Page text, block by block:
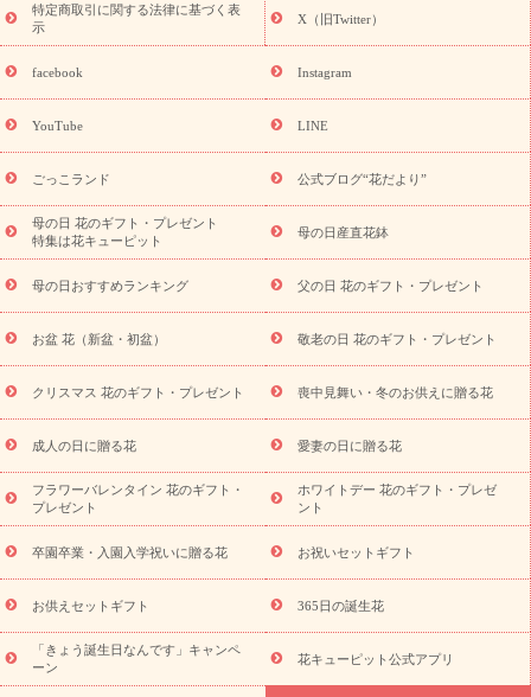
ペーン
「きょう誕生日なんです」キャンペーン
探す
誕生日フラワーギフト 誕生日フラワーギフト特集
誕生
日フラワーギフト商品一覧
ユリ トルコキキョウ
誕生花(トルコキキョウ)
9月の誕生花(リンドウ)
誕生日セット
ギフト
「きょう誕生日なんです」キャンペーン
用途から探す お祝いの花特集 当日配達特急便
お祝い商品
一覧
お祝い 新築・引っ越し祝い
結婚記念日
結婚祝い 出産祝い 退院祝い・快気祝い
還暦
祝い・長寿祝い
プチギフト ペットのお祝いフラワー
元・暑中見舞い
敬老の日
お供え
お供え・お悔やみ商品一覧 お供え・お悔やみの花
十九日法要以降に贈る花
通夜・葬儀に贈る花
お供え お花とセッ
お盆（新盆・初盆）
お祝い返し お見舞い
お取り
寄せギフト
ビジネス用 ご自宅用 観葉植物
ミディ胡蝶蘭
プリザーブドフラワー
スタイルから探す
アレンジメント
花束
スタンド花 お祝い お供え・お悔やみ 胡蝶蘭
胡蝶
蘭・花鉢
ミディ胡蝶蘭・お祝い ミディ胡蝶蘭・お供え
の青色胡蝶蘭
観葉植物 観葉植物 産直多肉植物
プリザーブ
ドフラワー
お祝い お供え・お悔やみ 花とセットギフト
ミオーダー
プチギフト（hanamore -ハナモア-）
花とみどりの
eギフト
花キューピットのeGfit カラー ピンク
レンジ
レッド お花の種類 バラ ユリ トルコキキョウ
予
算から探す
お祝い お祝い・3000円～ お祝い・
お祝い・5000円～ お祝い・7000円～ お祝い・10000円～
お供え・お悔やみ
お供え・お悔やみ・3000円～
お供え・お
悔やみ・5000円～ お供え・お悔やみ・7000円～
お供え・お悔
特定商取引に関する法律に基づく表
示
X（旧Twitter）
facebook Instagram
YouTube LINE
ごっこランド 公式ブログ“花だより”
母の日 花のギフト・プレゼント
特集は花キューピット
母の日産直花鉢
母の日おすすめランキング 父の日 花のギフト・プレゼント
お盆 花（新盆・初盆） 敬老の日 花のギフト・プレゼント
クリスマス 花のギフト・プレゼント 喪中見舞い・冬のお供えに贈る花
成人の日に贈る花 愛妻の日に贈る花
フラワーバレンタイン 花のギフト・
プレゼント
ホワイトデー 花のギフト・プレゼ
ント
卒園卒業・入園入学祝いに贈る花 お祝いセットギフト
お供えセットギフト 365日の誕生花
「きょう誕生日なんです」キャンペ
ーン
花キューピット公式アプリ